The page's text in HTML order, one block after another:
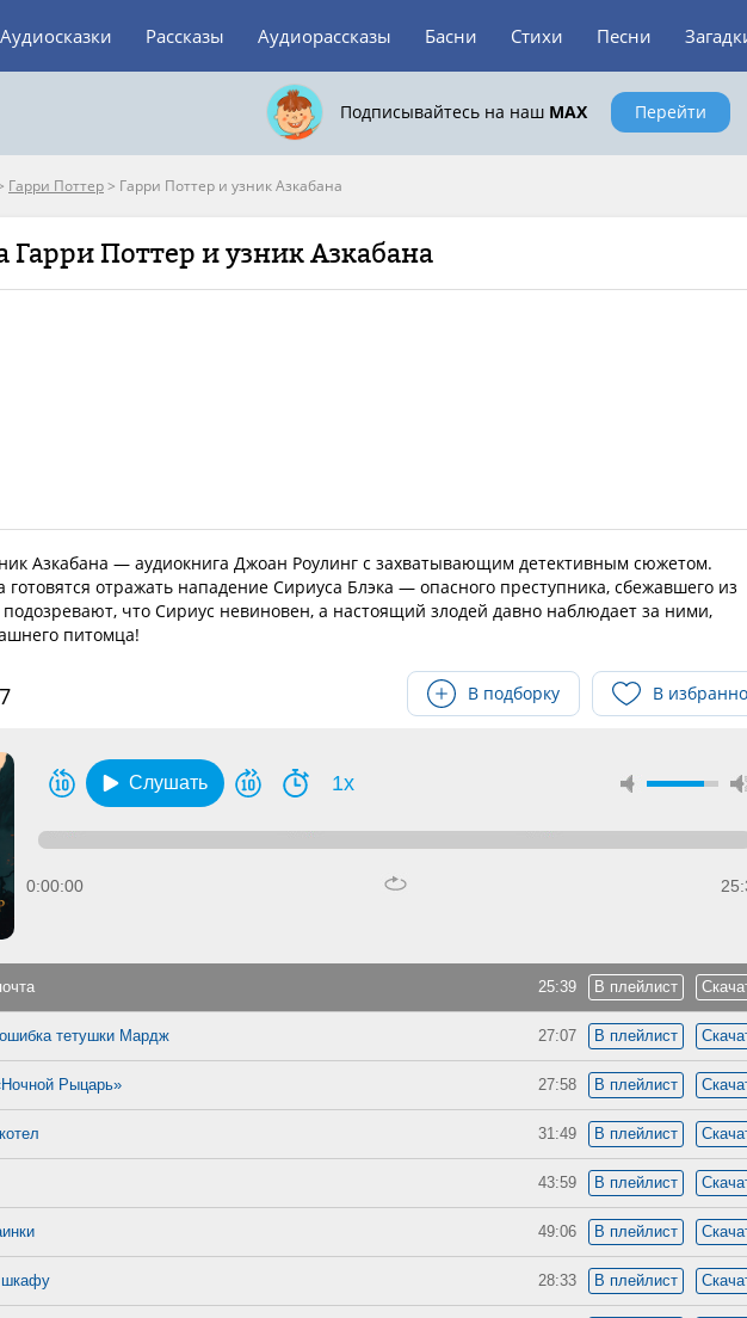
Аудиосказки Рассказы Аудиорассказы Басни Стихи Песни
Подписывайтесь на наш MAX Перейти
Гарри Поттер> Гарри Поттер и узник Азкабана
Гарри Поттер и узник Азкабана
Азкабана — аудиокнига Джоан Роулинг с захватывающим детективным сюжетом.
готовятся отражать нападение Сириуса Блэка — опасного преступника, сбежавшего из
что Сириус невиновен, а настоящий злодей давно наблюдает за ними,
питомца!
В подборку В
Слушать 1x
0:00:00
25:39 В плейлист
27:07 В плейлист
тетушки Мардж
27:58 В плейлист
Рыцарь»
31:49 В плейлист
43:59 В плейлист
49:06 В плейлист
28:33 В плейлист
шкафу